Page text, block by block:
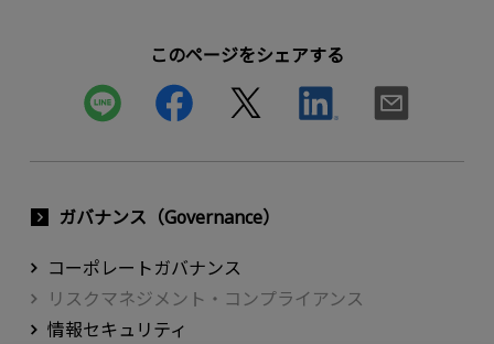
このページをシェアする
ガバナンス（Governance）
コーポレートガバナンス
リスクマネジメント・コンプライアンス
情報セキュリティ